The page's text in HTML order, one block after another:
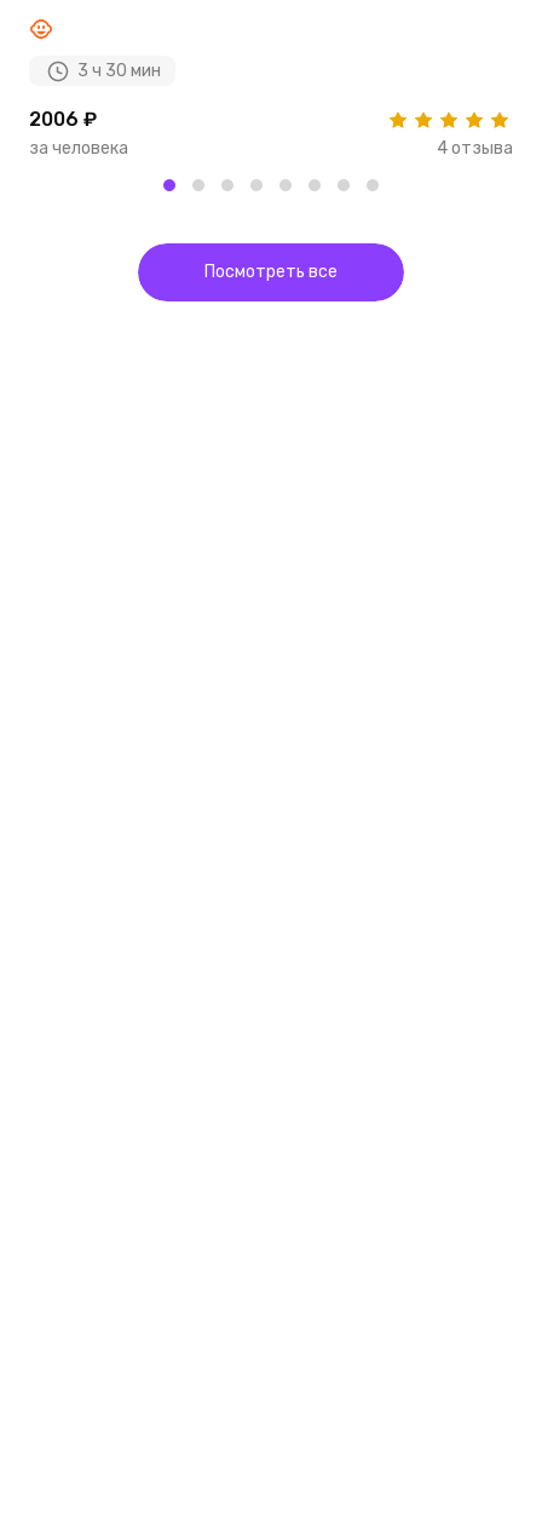
3 ч 30 мин
2006 ₽
за человека 4 отзыва
Посмотреть все